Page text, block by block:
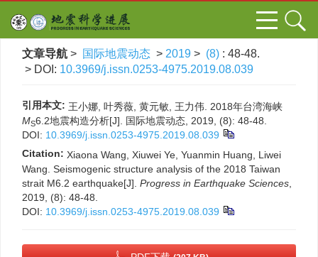
文章导航 > 国际地震动态 > 2019 > (8) : 48-48.
> DOI: 10.3969/j.issn.0253-4975.2019.08.039
引用本文: 王小娜, 叶秀薇, 黄元敏, 王力伟. 2018年台湾海峡
MS6.2地震构造分析[J]. 国际地震动态, 2019, (8): 48-48.
DOI: 10.3969/j.issn.0253-4975.2019.08.039
Citation: Xiaona Wang, Xiuwei Ye, Yuanmin Huang, Liwei
Wang. Seismogenic structure analysis of the 2018 Taiwan
strait M6.2 earthquake[J]. Progress in Earthquake Sciences
2019, (8): 48-48.
DOI: 10.3969/j.issn.0253-4975.2019.08.039